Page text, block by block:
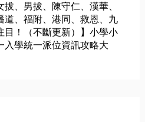
、男拔、陳守仁、漢華、
道、福附、港同、救恩、九
目！（不斷更新）】小學小
入學統一派位資訊攻略大